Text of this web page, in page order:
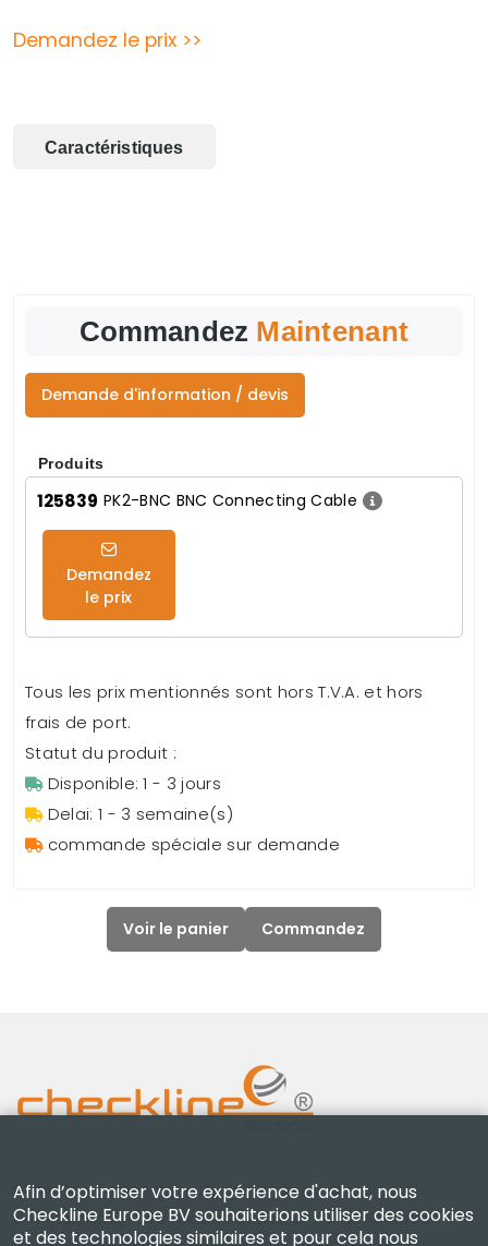
Demandez le prix >>
Caractéristiques
Commandez Maintenant
Demande d'information / devis
Produits
125839 PK2-BNC BNC Connecting Cable
Demandez
le prix
Tous les prix mentionnés sont hors T.V.A. et hors
frais de port.
Statut du produit :
Disponible: 1 - 3 jours
Delai: 1 - 3 semaine(s)
commande spéciale sur demande
Voir le panier Commandez
Checkline Europe B.V. — spécialistes de la fourniture,
de l'étalonnage, de la certification et de la réparation
Afin d’optimiser votre expérience d'achat, nous
Checkline Europe BV souhaiterions utiliser des cookies
et des technologies similaires et pour cela nous